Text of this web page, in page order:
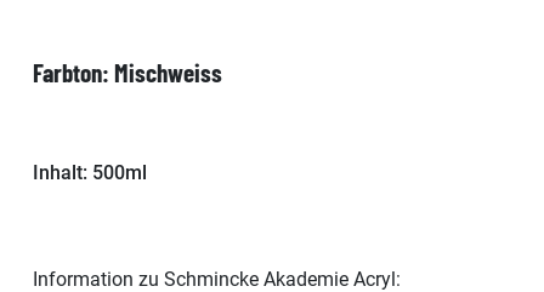
Farbton: Mischweiss
Inhalt: 500ml
Information zu Schmincke Akademie Acryl: